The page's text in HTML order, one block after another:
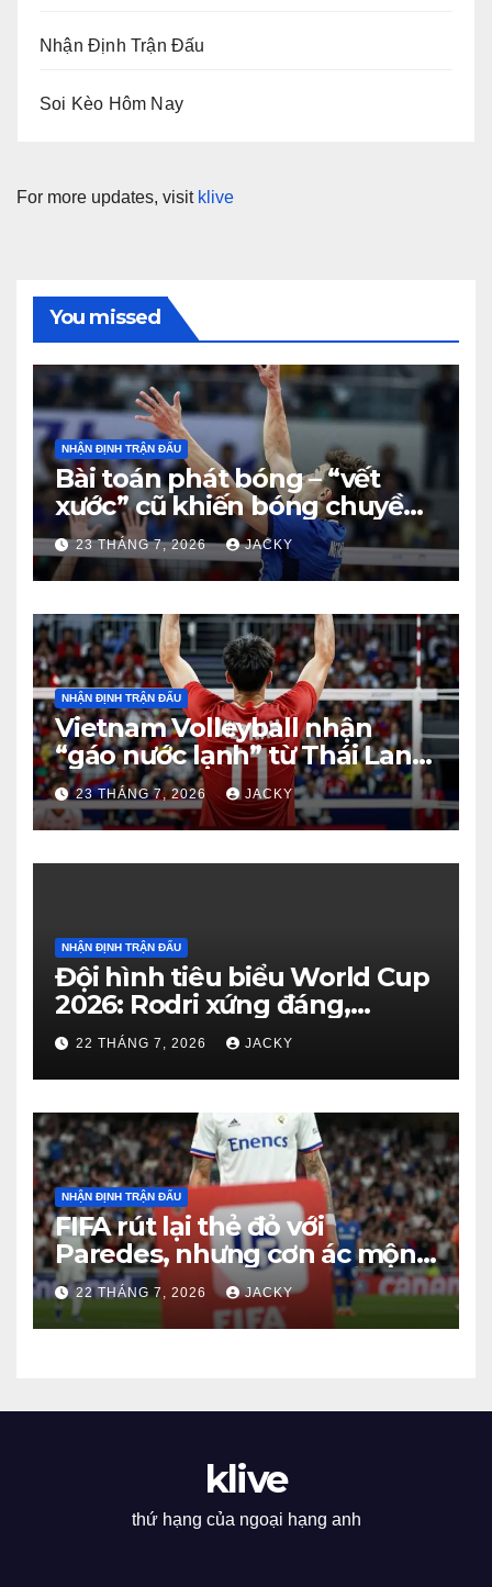
Nhận Định Trận Đấu
Soi Kèo Hôm Nay
For more updates, visit klive
You missed
NHẬN ĐỊNH TRẬN ĐẤU
Bài toán phát bóng – “vết
xước” cũ khiến bóng chuyền
nam Việt Nam trả giá đắt
trước Thái Lan
23 THÁNG 7, 2026 JACKY
NHẬN ĐỊNH TRẬN ĐẤU
Vietnam Volleyball nhận
“gáo nước lạnh” từ Thái Lan:
Từ dẫn 2-0 đến thua ngược 2-
3 đầy tiếc nuối
23 THÁNG 7, 2026 JACKY
NHẬN ĐỊNH TRẬN ĐẤU
Đội hình tiêu biểu World Cup
2026: Rodri xứng đáng,
Haaland viết cổ tích, Vozinha
gây bất ngờ
22 THÁNG 7, 2026 JACKY
NHẬN ĐỊNH TRẬN ĐẤU
FIFA rút lại thẻ đỏ với
Paredes, nhưng cơn ác mộng
kỷ luật của Argentina vẫn
chưa kết thúc
22 THÁNG 7, 2026 JACKY
klive
thứ hạng của ngoại hạng anh